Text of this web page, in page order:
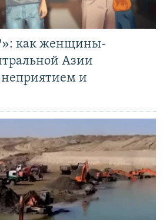
как женщины-
Азии
неприятием и